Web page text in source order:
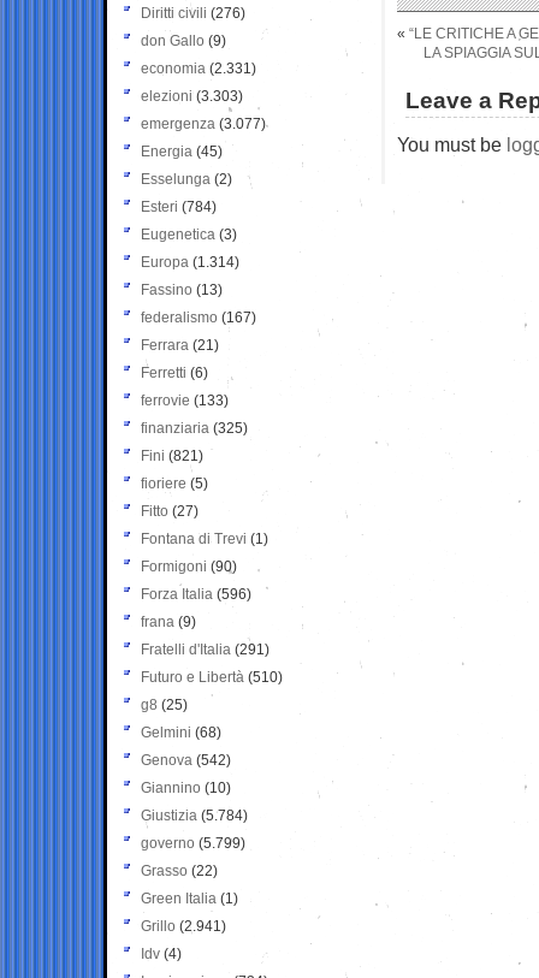
« “LE CRITICHE A
LA SPIAGGIA
Leave a
You must be
Diritti civili (276)
don Gallo (9)
economia (2.331)
elezioni (3.303)
emergenza (3.077)
Energia (45)
Esselunga (2)
Esteri (784)
Eugenetica (3)
Europa (1.314)
Fassino (13)
federalismo (167)
Ferrara (21)
Ferretti (6)
ferrovie (133)
finanziaria (325)
Fini (821)
fioriere (5)
Fitto (27)
Fontana di Trevi (1)
Formigoni (90)
Forza Italia (596)
frana (9)
Fratelli d'Italia (291)
Futuro e Libertà (510)
g8 (25)
Gelmini (68)
Genova (542)
Giannino (10)
Giustizia (5.784)
governo (5.799)
Grasso (22)
Green Italia (1)
Grillo (2.941)
Idv (4)